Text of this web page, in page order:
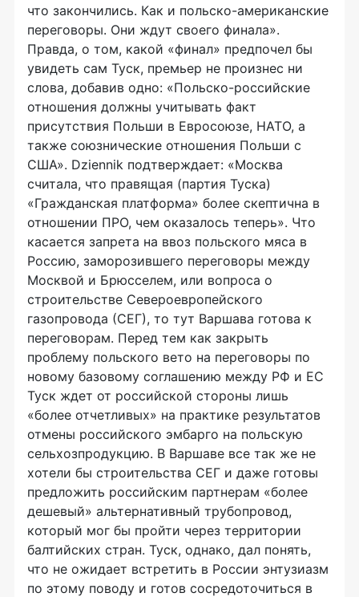
что закончились. Как и польско-американские
переговоры. Они ждут своего финала».
Правда, о том, какой «финал» предпочел бы
увидеть сам Туск, премьер не произнес ни
слова, добавив одно: «Польско-российские
отношения должны учитывать факт
присутствия Польши в Евросоюзе, НАТО, а
также союзнические отношения Польши с
США». Dziennik подтверждает: «Москва
считала, что правящая (партия Туска)
«Гражданская платформа» более скептична в
отношении ПРО, чем оказалось теперь». Что
касается запрета на ввоз польского мяса в
Россию, заморозившего переговоры между
Москвой и Брюсселем, или вопроса о
строительстве Североевропейского
газопровода (СЕГ), то тут Варшава готова к
переговорам. Перед тем как закрыть
проблему польского вето на переговоры по
новому базовому соглашению между РФ и ЕС
Туск ждет от российской стороны лишь
«более отчетливых» на практике результатов
отмены российского эмбарго на польскую
сельхозпродукцию. В Варшаве все так же не
хотели бы строительства СЕГ и даже готовы
предложить российским партнерам «более
дешевый» альтернативный трубопровод,
который мог бы пройти через территории
балтийских стран. Туск, однако, дал понять,
что не ожидает встретить в России энтузиазм
по этому поводу и готов сосредоточиться в